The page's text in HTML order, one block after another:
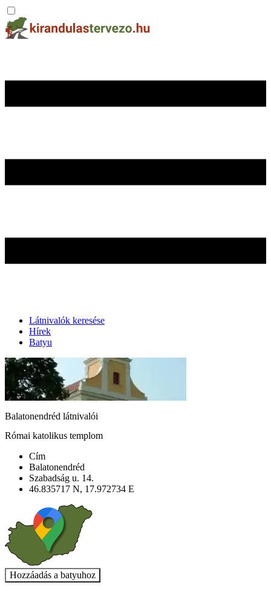
Látnivalók keresése
Hírek
Batyu
Balatonendréd látnivalói
Római katolikus templom
Cím
Balatonendréd
Szabadság u. 14.
46.835717 N, 17.972734 E